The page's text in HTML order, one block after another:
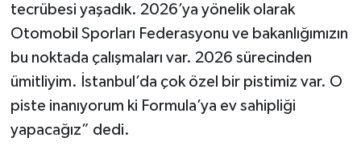
tecrübesi yaşadık. 2026’ya yönelik olarak
Otomobil Sporları Federasyonu ve bakanlığımızın
bu noktada çalışmaları var. 2026 sürecinden
ümitliyim. İstanbul’da çok özel bir pistimiz var. O
piste inanıyorum ki Formula’ya ev sahipliği
yapacağız” dedi.